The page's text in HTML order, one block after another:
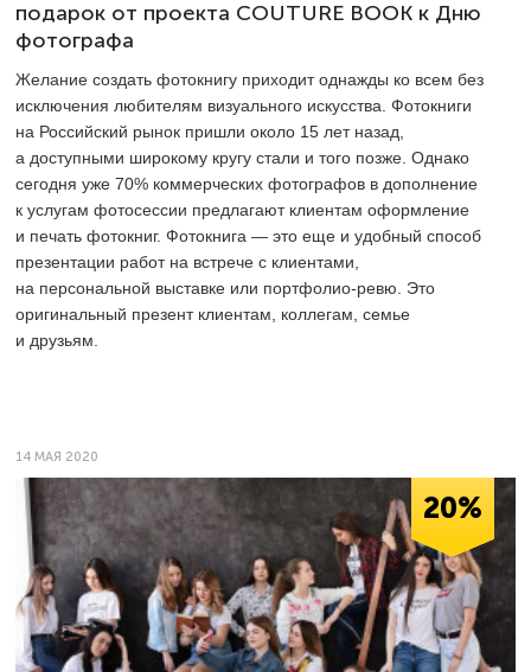
подарок от проекта COUTURE BOOK к Дню
фотографа
Желание создать фотокнигу приходит однажды ко всем без
исключения любителям визуального искусства. Фотокниги
на Российский рынок пришли около 15 лет назад,
а доступными широкому кругу стали и того позже. Однако
сегодня уже 70% коммерческих фотографов в дополнение
к услугам фотосессии предлагают клиентам оформление
и печать фотокниг. Фотокнига — это еще и удобный способ
презентации работ на встрече с клиентами,
на персональной выставке или портфолио-ревю. Это
оригинальный презент клиентам, коллегам, семье
и друзьям.
14 МАЯ 2020
20%